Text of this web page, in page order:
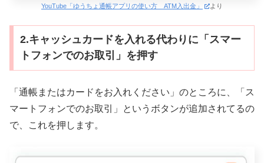
YouTube「ゆうちょ通帳アプリの使い方 ATM入出金」 より
2.キャッシュカードを入れる代わりに「スマー
トフォンでのお取引」を押す
「通帳またはカードをお入れください」のところに、「ス
マートフォンでのお取引」というボタンが追加されてるの
で、これを押します。